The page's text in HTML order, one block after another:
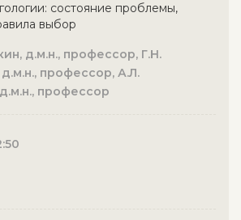
состояние проблемы,
выбор
д.м.н., профессор, Г.Н.
профессор, А.Л.
профессор